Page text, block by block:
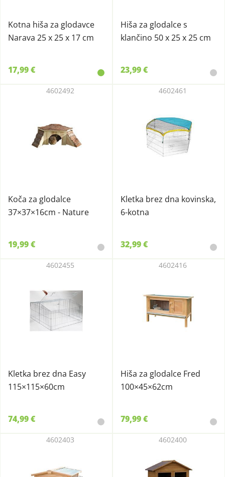
Kotna hiša za glodavce
Narava 25 x 25 x 17 cm
17,99 €
Hiša za glodalce s
klančino 50 x 25 x 25 cm
23,99 €
Koča za glodalce
37×37×16cm - Nature
4602492
19,99 €
Kletka brez dna kovinska,
6-kotna
4602461
32,99 €
Kletka brez dna Easy
115×115×60cm
4602455
74,99 €
Hiša za glodalce Fred
100×45×62cm
4602416
79,99 €
4602403 4602400